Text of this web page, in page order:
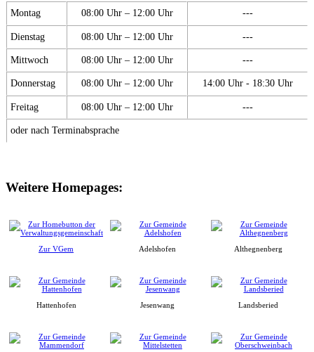
Montag 08:00 Uhr – 12:00 Uhr ---
Dienstag 08:00 Uhr – 12:00 Uhr ---
Mittwoch 08:00 Uhr – 12:00 Uhr ---
Donnerstag 08:00 Uhr – 12:00 Uhr 14:00 Uhr - 18:30 Uhr
Freitag 08:00 Uhr – 12:00 Uhr ---
oder nach Terminabsprache
Weitere Homepages:
Zur VGem Adelshofen Althegnenberg
Hattenhofen Jesenwang Landsberied